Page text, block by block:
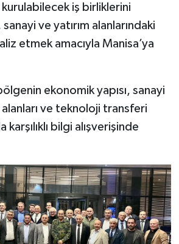
kurulabilecek iş birliklerini
ve yatırım alanlarındaki
etmek amacıyla Manisa’ya
ekonomik yapısı, sanayi
alanları ve teknoloji transferi
karşılıklı bilgi alışverişinde